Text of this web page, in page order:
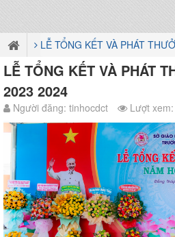
LỄ TỔNG KẾT VÀ PHÁT
LỄ TỔNG KẾT VÀ PHÁT
2023 2024
Người đăng: tinhocdct Lượt